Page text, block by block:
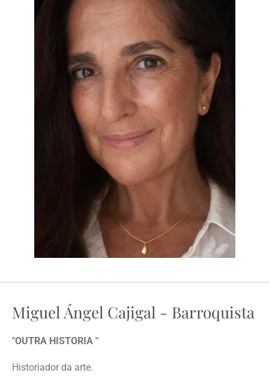
Miguel Ángel Cajigal - Barroquista
"OUTRA HISTORIA "
Historiador da arte.